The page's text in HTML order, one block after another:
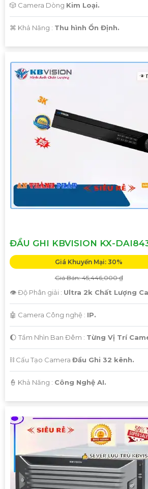
🎲 Camera Dòng Kim Loại.
️⌘ Khả Năng : Thu hình Ổn Định.
ĐẦU GHI KBVISION KX-
Giá Khuyến Mại: 30%
Giá Bán: 45,446,000 ₫
👁 Độ Phân giải : Ultra 2k Chất Lượng
🤖️ Camera Công nghệ : IP.
🌔 Tầm Nhìn Ban Đêm : Từng Vị Trí
⛓ Cấu Tạo Camera Đầu Ghi 32 kênh.
️👮 Khả Năng : Công Nghệ AI.